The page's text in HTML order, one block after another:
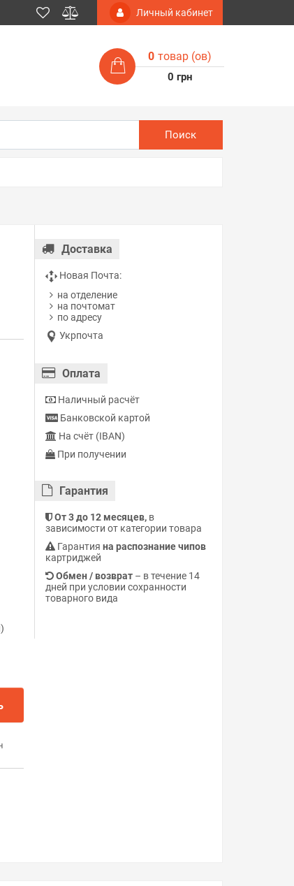
Личный кабинет
0 товар (ов)
0 грн
Поиск
Доставка
Новая Почта:
на отделение
на почтомат
по адресу
Укрпочта
Оплата
Наличный расчёт
Банковской картой
На счёт (IBAN)
При получении
Гарантия
От 3 до 12 месяцев,в
зависимости от категории товара
Гарантия на распознание чипов
картриджей
Обмен / возврат– в течение 14
дней при условии сохранности
товарного вида